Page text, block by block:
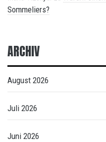
Sommeliers?
ARCHIV
August 2026
Juli 2026
Juni 2026